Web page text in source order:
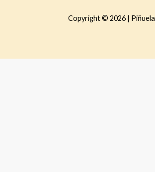
Copyright © 2026 | Piñuela